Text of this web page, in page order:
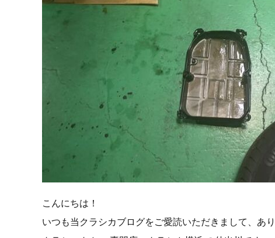
こんにちは！
いつも当クラシカブログをご愛読いただきまして、あ